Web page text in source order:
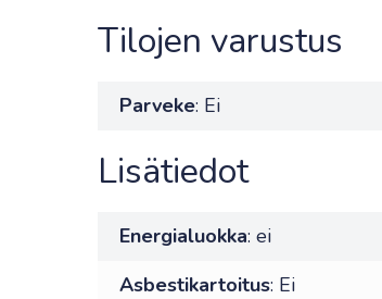
Tilojen varustus
Parveke: Ei
Lisätiedot
Energialuokka: ei
Asbestikartoitus: Ei